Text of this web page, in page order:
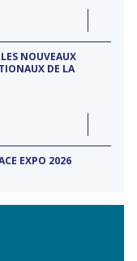
NOUVEAUX
DE LA
EXPO 2026